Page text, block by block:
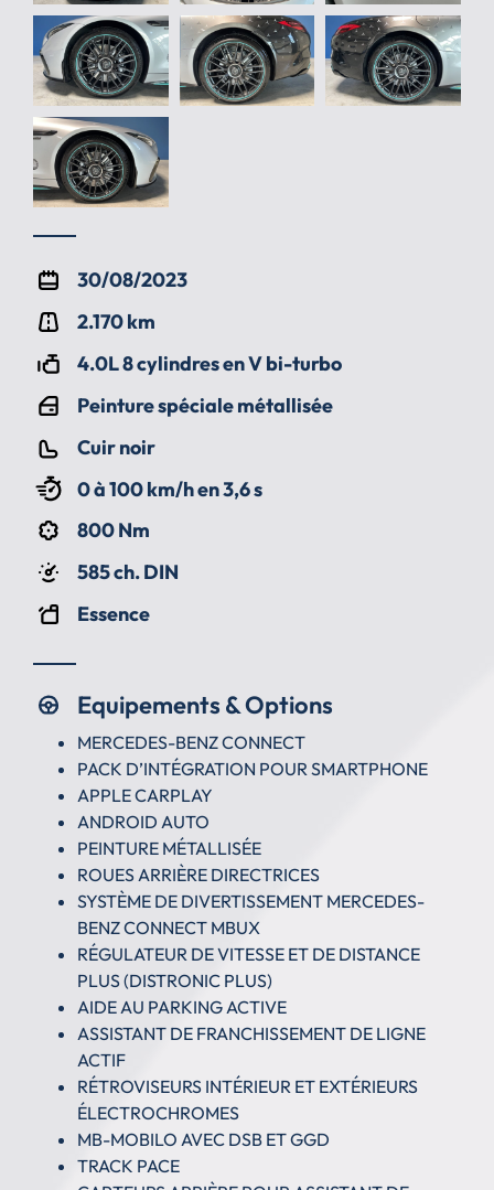
30/08/2023
2.170 km
4.0L 8 cylindres en V bi-turbo
Peinture spéciale métallisée
Cuir noir
0 à 100 km/h en 3,6 s
800 Nm
585 ch. DIN
Essence
Equipements & Options
MERCEDES-BENZ CONNECT
PACK D’INTÉGRATION POUR SMARTPHONE
APPLE CARPLAY
ANDROID AUTO
PEINTURE MÉTALLISÉE
ROUES ARRIÈRE DIRECTRICES
SYSTÈME DE DIVERTISSEMENT MERCEDES-
BENZ CONNECT MBUX
RÉGULATEUR DE VITESSE ET DE DISTANCE
PLUS (DISTRONIC PLUS)
AIDE AU PARKING ACTIVE
ASSISTANT DE FRANCHISSEMENT DE LIGNE
ACTIF
RÉTROVISEURS INTÉRIEUR ET EXTÉRIEURS
ÉLECTROCHROMES
MB-MOBILO AVEC DSB ET GGD
TRACK PACE